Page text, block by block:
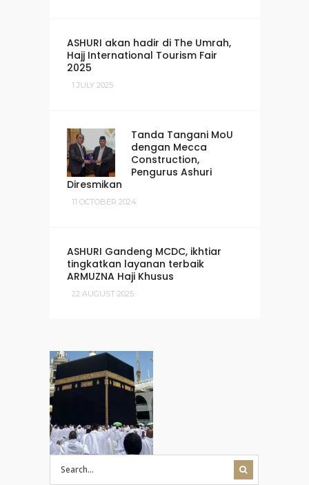
ASHURI akan hadir di The Umrah,
Hajj International Tourism Fair
2025
1 JULY 2025
Tanda Tangani MoU
dengan Mecca
Construction,
Pengurus Ashuri
Diresmikan
11 OCTOBER 2024
ASHURI Gandeng MCDC, ikhtiar
tingkatkan layanan terbaik
ARMUZNA Haji Khusus
22 AUGUST 2025